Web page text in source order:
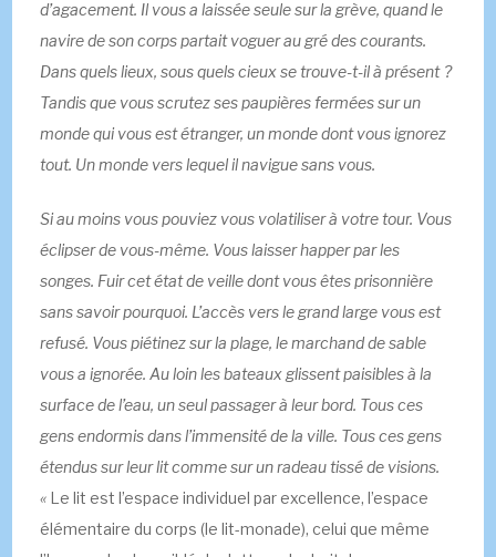
d’agacement. Il vous a laissée seule sur la grève, quand le
navire de son corps partait voguer au gré descourants.
Dans quels lieux, sous quels cieux se trouve-t-il à présent ?
Tandis que vous scrutez ses paupières fermées sur un
monde qui vous est étranger, un monde dont vous ignorez
tout. Un monde vers lequel il navigue sans vous.
Si au moins vous pouviez vous volatiliser à votre tour. Vous
éclipser de vous-même. Vous laisser happer par les
songes. Fuir cet état de veille dont vous êtes prisonnière
sans savoir pourquoi. L’accès vers le grand large vous est
refusé. Vous piétinez sur la plage, le marchand de sable
vous a ignorée. Au loin les bateaux glissent paisibles à la
surface de l’eau, un seul passager à leur bord. Tous ces
gens endormis dans l’immensité de la ville. Tous ces gens
étendus sur leur lit comme sur un radeau tissé de visions.
« Le lit est l’espace individuel par excellence, l’espace
élémentaire du corps (le lit-monade), celui que même